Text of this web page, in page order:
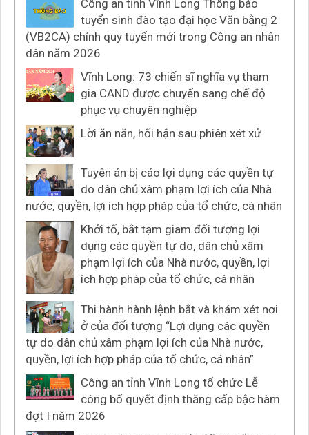
Công an tỉnh Vĩnh Long Thông báo
tuyển sinh đào tạo đại học Văn bằng 2
(VB2CA) chính quy tuyển mới trong Công an nhân
dân năm 2026
Vĩnh Long: 73 chiến sĩ nghĩa vụ tham
gia CAND được chuyển sang chế độ
phục vụ chuyên nghiệp
Lời ăn năn, hối hận sau phiên xét xử
Tuyên án bị cáo lợi dụng các quyền tự
do dân chủ xâm phạm lợi ích của Nhà
nước, quyền, lợi ích hợp pháp của tổ chức, cá nhân
Khởi tố, bắt tạm giam đối tượng lợi
dụng các quyền tự do, dân chủ xâm
phạm lợi ích của Nhà nước, quyền, lợi
ích hợp pháp của tổ chức, cá nhân
Thi hành hành lệnh bắt và khám xét nơi
ở của đối tượng “Lợi dụng các quyền
tự do dân chủ xâm phạm lợi ích của Nhà nước,
quyền, lợi ích hợp pháp của tổ chức, cá nhân”
Công an tỉnh Vĩnh Long tổ chức Lễ
công bố quyết định thăng cấp bậc hàm
đợt I năm 2026